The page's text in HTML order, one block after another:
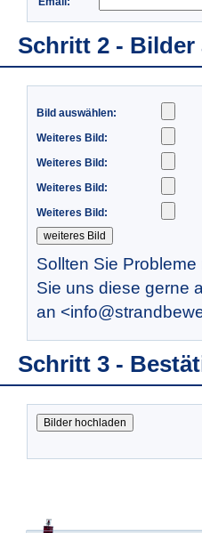
Schritt 2 - Bilder
Bild auswählen:
Weiteres Bild:
Weiteres Bild:
Weiteres Bild:
Weiteres Bild:
Sollten Sie
Sie uns diese gerne
an
Schritt 3 -